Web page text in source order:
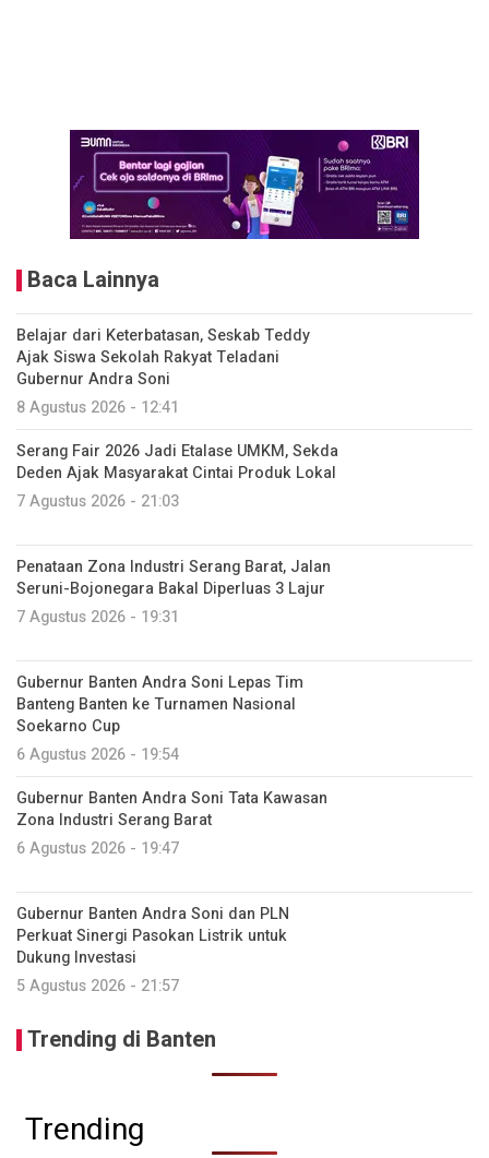
Baca Lainnya
Belajar dari Keterbatasan, Seskab Teddy
Ajak Siswa Sekolah Rakyat Teladani
Gubernur Andra Soni
8 Agustus 2026 - 12:41
Serang Fair 2026 Jadi Etalase UMKM, Sekda
Deden Ajak Masyarakat Cintai Produk Lokal
7 Agustus 2026 - 21:03
Penataan Zona Industri Serang Barat, Jalan
Seruni-Bojonegara Bakal Diperluas 3 Lajur
7 Agustus 2026 - 19:31
Gubernur Banten Andra Soni Lepas Tim
Banteng Banten ke Turnamen Nasional
Soekarno Cup
6 Agustus 2026 - 19:54
Gubernur Banten Andra Soni Tata Kawasan
Zona Industri Serang Barat
6 Agustus 2026 - 19:47
Gubernur Banten Andra Soni dan PLN
Perkuat Sinergi Pasokan Listrik untuk
Dukung Investasi
5 Agustus 2026 - 21:57
Trending di Banten
Trending